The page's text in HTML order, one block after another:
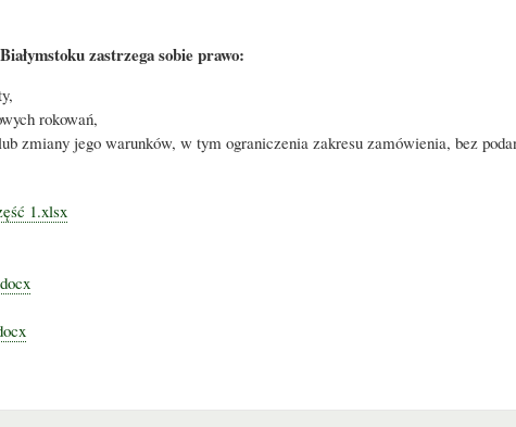
zastrzega sobie prawo:
rokowań,
zmiany jego warunków, w tym ograniczenia zakresu zamówienia, bez
1.xlsx